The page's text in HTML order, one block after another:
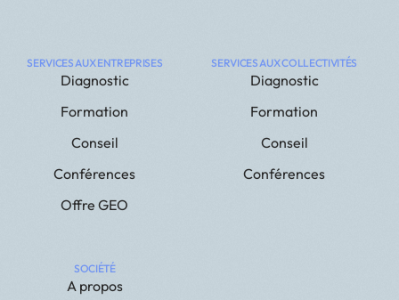
SERVICES AUX ENTREPRISES
Diagnostic
Formation
Conseil
Conférences
Offre GEO
SERVICES AUX COLLECTIVITÉS
Diagnostic
Formation
Conseil
Conférences
SOCIÉTÉ
A propos